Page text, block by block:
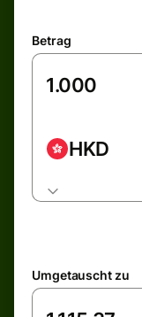
Betrag
HKD
Umgetauscht zu